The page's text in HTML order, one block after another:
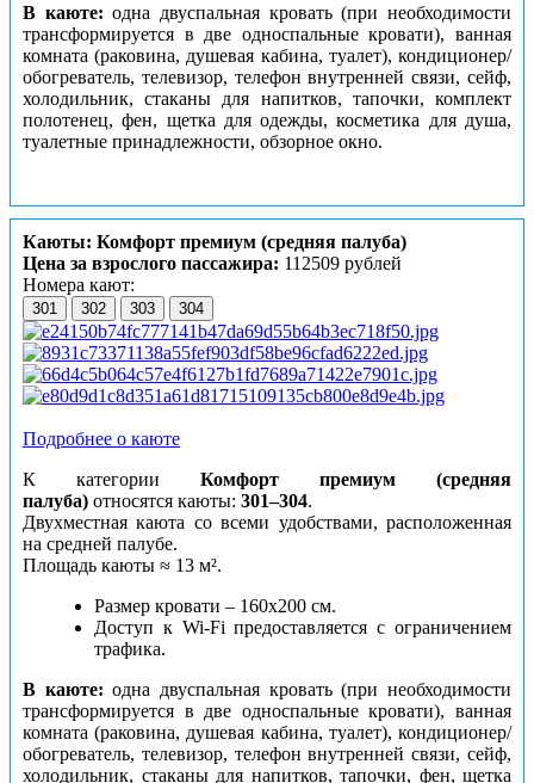
В каюте: одна двуспальная кровать (при необходимости
трансформируется в две односпальные кровати), ванная
комната (раковина, душевая кабина, туалет), кондиционер/
обогреватель, телевизор, телефон внутренней связи, сейф,
холодильник, стаканы для напитков, тапочки, комплект
полотенец, фен, щетка для одежды, косметика для душа,
туалетные принадлежности, обзорное окно.
Каюты: Комфорт премиум (средняя палуба)
Цена за взрослого пассажира: 112509 рублей
Номера кают:
301 302 303 304
Подробнее о каюте
К категории Комфорт премиум (средняя
палуба) относятся каюты: 301–304.
Двухместная каюта со всеми удобствами, расположенная
на средней палубе.
Площадь каюты ≈ 13 м².
Размер кровати – 160х200 см.
Доступ к Wi-Fi предоставляется с ограничением
трафика.
В каюте: одна двуспальная кровать (при необходимости
трансформируется в две односпальные кровати), ванная
комната (раковина, душевая кабина, туалет), кондиционер/
обогреватель, телевизор, телефон внутренней связи, сейф,
холодильник, стаканы для напитков, тапочки, фен, щетка